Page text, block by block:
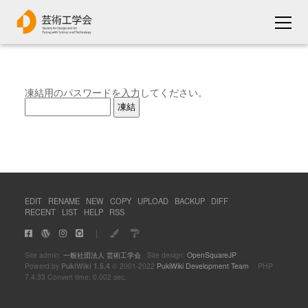
凍結用のパスワードを入力してください。
EDIT RENAME NEW COPY UPLOAD BACKUP
DIFF
RECENT
LIST HELP RSS
｜
Site admin: 一般社団法人 芸術工学会Site design: OpenSquareJP
Powerd by PukiWiki 1.5.4 © 2001-2022 PukiWiki Development Team PHP
7.4.33 Convert time: 0.002 sec.